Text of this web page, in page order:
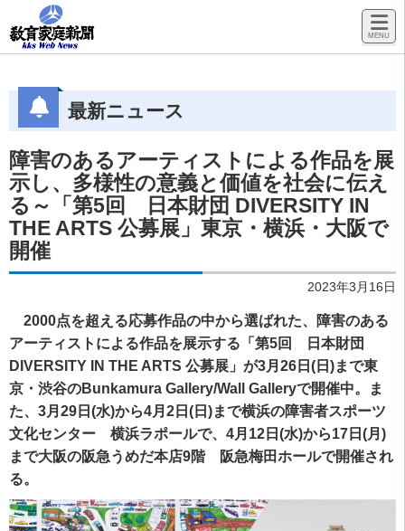
最新ニュース
障害のあるアーティストによる作品を展
示し、多様性の意義と価値を社会に伝え
る～「第5回 日本財団 DIVERSITY IN
THE ARTS 公募展」東京・横浜・大阪で
開催
2023年3月16日
2000点を超える応募作品の中から選ばれた、障害のある
アーティストによる作品を展示する「第5回 日本財団
DIVERSITY IN THE ARTS 公募展」が3月26日(日)まで東
京・渋谷のBunkamura Gallery/Wall Galleryで開催中。ま
た、3月29日(水)から4月2日(日)まで横浜の障害者スポーツ
文化センター 横浜ラポールで、4月12日(水)から17日(月)
まで大阪の阪急うめだ本店9階 阪急梅田ホールで開催され
る。